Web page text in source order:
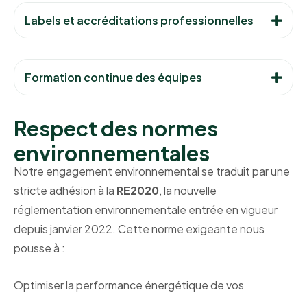
Labels et accréditations professionnelles
Formation continue des équipes
Respect des normes
environnementales
Notre engagement environnemental se traduit par une
stricte adhésion à la RE2020, la nouvelle
réglementation environnementale entrée en vigueur
depuis janvier 2022. Cette norme exigeante nous
pousse à :
Optimiser la performance énergétique de vos